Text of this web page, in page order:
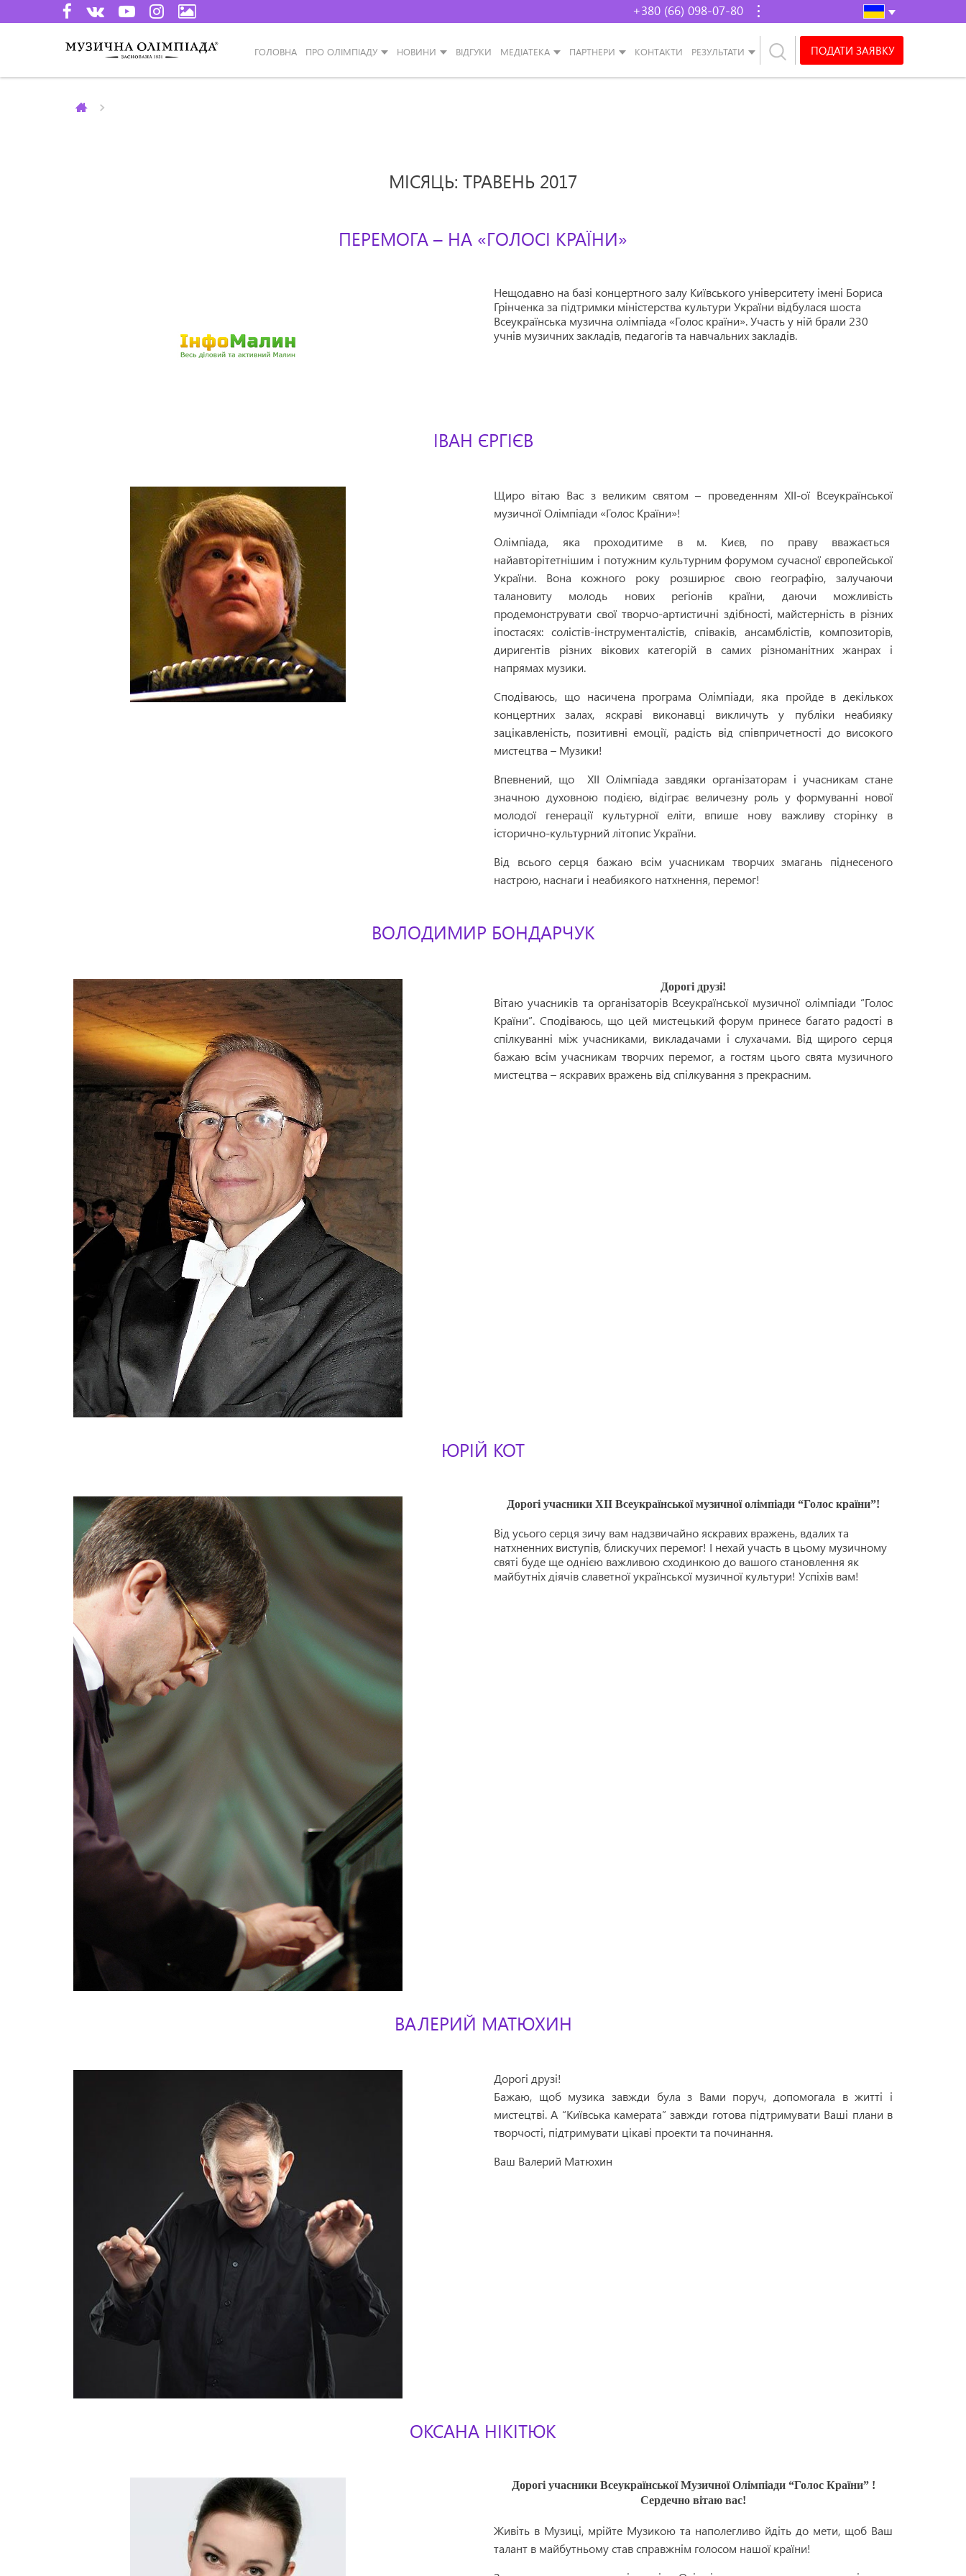
+380 (66) 098-07-80
ГОЛОВНА ПРО ОЛІМПІАДУ НОВИНИ ВІДГУКИ МЕДІАТЕКА ПАРТНЕРИ КОНТАКТИ РЕЗУЛЬТАТИ ПОДАТИ ЗАЯВКУ
МІСЯЦЬ: ТРАВЕНЬ 2017
ПЕРЕМОГА – НА «ГОЛОСІ КРАЇНИ»
Нещодавно на базі концертного залу Київського університету імені Бориса
Грінченка за підтримки міністерства культури України відбулася шоста
Всеукраїнська музична олімпіада «Голос країни». Участь у ній брали 230
учнів музичних закладів, педагогів та навчальних закладів.
ІВАН ЄРГІЄВ
Щиро вітаю Вас з великим святом – проведенням XII-ої Всеукраїнської
музичної Олімпіади «Голос Країни»!
Олімпіада, яка проходитиме в м. Києв, по праву вважається
найавторітетнішим і потужним культурним форумом сучасної європейської
України. Вона кожного року розширює свою географію, залучаючи
талановиту молодь нових регіонів країни, даючи можливість
продемонструвати свої творчо-артистичні здібності, майстерність в різних
іпостасях: солістів-інструменталістів, співаків, ансамблістів, композиторів,
диригентів різних вікових категорій в самих різноманітних жанрах і
напрямах музики.
Сподіваюсь, що насичена програма Олімпіади, яка пройде в декількох
концертних залах, яскраві виконавці викличуть у публіки неабияку
зацікавленість, позитивні емоції, радість від співпричетності до високого
мистецтва – Музики!
Впевнений, що XII Олімпіада завдяки організаторам і учасникам стане
значною духовною подією, відіграє величезну роль у формуванні нової
молодої генерації культурної еліти, впише нову важливу сторінку в
історично-культурний літопис України.
Від всього серця бажаю всім учасникам творчих змагань піднесеного
настрою, наснаги і неабиякого натхнення, перемог!
ВОЛОДИМИР БОНДАРЧУК
Дорогі друзі!
Вітаю учасників та організаторів Всеукраїнської музичної олімпіади “Голос
Країни”. Сподіваюсь, що цей мистецький форум принесе багато радості в
спілкуванні між учасниками, викладачами і слухачами. Від щирого серця
бажаю всім учасникам творчих перемог, а гостям цього свята музичного
мистецтва – яскравих вражень від спілкування з прекрасним.
ЮРІЙ КОТ
Дорогі учасники ХІІ Всеукраїнської музичної олімпіади “Голос країни”!
Від усього серця зичу вам надзвичайно яскравих вражень, вдалих та
натхненних виступів, блискучих перемог! І нехай участь в цьому музичному
святі буде ще однією важливою сходинкою до вашого становлення як
майбутніх діячів славетної української музичної культури! Успіхів вам!
ВАЛЕРИЙ МАТЮХИН
Дорогі друзі!
Бажаю, щоб музика завжди була з Вами поруч, допомогала в житті і
мистецтві. А “Київська камерата” завжди готова підтримувати Ваші плани в
творчості, підтримувати цікаві проекти та починання.
Ваш Валерий Матюхин
ОКСАНА НІКІТЮК
Дорогі учасники Всеукраїнської Музичної Олімпіади “Голос Країни” !
Сердечно вітаю вас!
Живіть в Музиці, мрійте Музикою та наполегливо йдіть до мети, щоб Ваш
талант в майбутньому став справжнім голосом нашої країни!